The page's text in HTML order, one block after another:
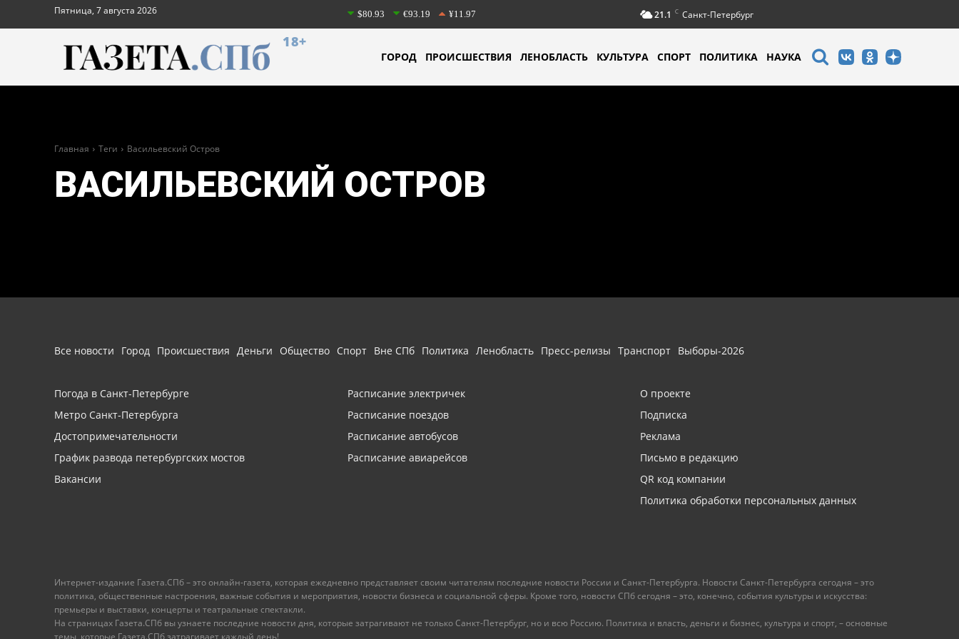
Пятница, 7 августа 2026 $80.93 €93.19 ¥11.97 21.1 C Санкт-Петербург
18+
ГОРОД ПРОИСШЕСТВИЯ ЛЕНОБЛАСТЬ КУЛЬТУРА СПОРТ ПОЛИТИКА НАУКА
Главная Теги Васильевский Остров
ВАСИЛЬЕВСКИЙ ОСТРОВ
Все новости Город Происшествия Деньги Общество Спорт Вне СПб Политика Ленобласть Пресс-релизы Транспорт Выборы-2026
Погода в Санкт-Петербурге
Метро Санкт-Петербурга
Достопримечательности
График развода петербургских мостов
Вакансии
Расписание электричек
Расписание поездов
Расписание автобусов
Расписание авиарейсов
О проекте
Подписка
Реклама
Письмо в редакцию
QR код компании
Политика обработки персональных данных
Интернет-издание Газета.СПб – это онлайн-газета, которая ежедневно представляет своим читателям последние новости России и Санкт-Петербурга. Новости Санкт-Петербурга сегодня – это
политика, общественные настроения, важные события и мероприятия, новости бизнеса и социальной сферы. Кроме того, новости СПб сегодня – это, конечно, события культуры и искусства:
премьеры и выставки, концерты и театральные спектакли.
На страницах Газета.СПб вы узнаете последние новости дня, которые затрагивают не только Санкт-Петербург, но и всю Россию. Политика и власть, деньги и бизнес, культура и спорт, – основные
темы, которые Газета.СПб затрагивает каждый день!